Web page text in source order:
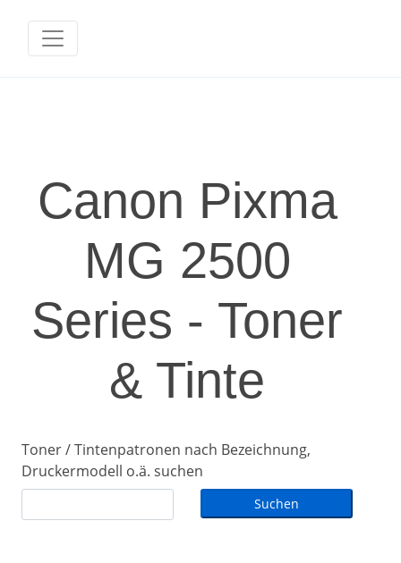
Canon Pixma
MG 2500
Series - Toner
& Tinte
Toner / Tintenpatronen nach Bezeichnung,
Druckermodell o.ä. suchen